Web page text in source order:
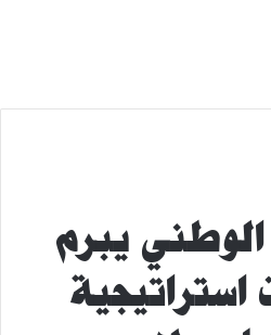
يبرم
استراتيجية